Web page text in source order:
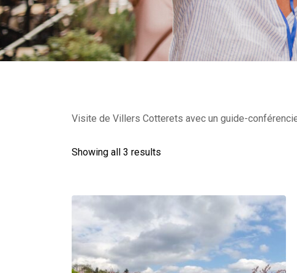
Visite de Villers Cotterets avec un guide-
Showing all 3 results